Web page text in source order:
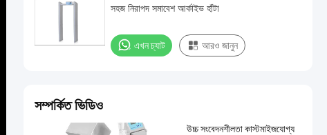
সহজ নিরাপদ সমাবেশ আর্কাইভ হাঁটা
এখন চ্যাট আরও জানুন
সম্পর্কিত ভিডিও
উচ্চ সংবেদনশীলতা কাস্টমাইজযোগ্য